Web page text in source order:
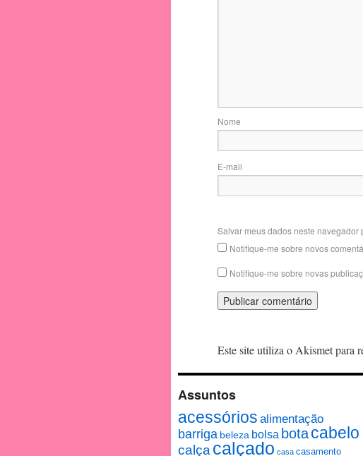
Nome
E-mail
Salvar meus dados neste navegador
Notifique-me sobre novos
Notifique-me sobre novas
Este site utiliza o Akismet para
Assuntos
acessórios alimentação
barriga beleza bolsa botacabelo
calça calçado casa casamento